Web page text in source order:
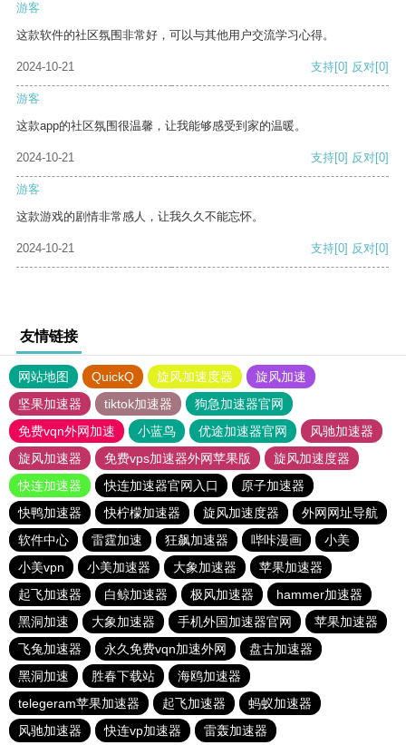
游客
这款软件的社区氛围非常好，可以与其他用户交流学习心得。
2024-10-21 支持[0] 反对[0]
游客
这款app的社区氛围很温馨，让我能够感受到家的温暖。
2024-10-21 支持[0] 反对[0]
游客
这款游戏的剧情非常感人，让我久久不能忘怀。
2024-10-21 支持[0] 反对[0]
友情链接
网站地图 QuickQ 旋风加速度器
旋风加速
坚果加速器
tiktok加速器
狗急加速器官网
免费vqn外网加速
小蓝鸟 优途加速器官网
风驰加速器
旋风加速器
免费vps加速器外网苹果版
旋风加速度器
快连加速器
快连加速器官网入口
原子加速器
快鸭加速器
快柠檬加速器 旋风加速度器
外网网址导航
软件中心
雷霆加速 狂飙加速器 哔咔漫画
小美
小美vpn
小美加速器 大象加速器
苹果加速器
起飞加速器
白鲸加速器 极风加速器
hammer加速器
黑洞加速
大象加速器 手机外国加速器官网
苹果加速器
飞兔加速器
永久免费vqn加速外网
盘古加速器
黑洞加速
胜春下载站
海鸥加速器
telegeram苹果加速器
起飞加速器
蚂蚁加速器
风驰加速器
快连vp加速器 雷轰加速器